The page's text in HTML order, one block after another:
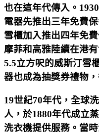
也在這年代傳入。
電器先推出三年免費
雪櫃加入推出四年免
摩菲和高雅陸續在港
5.5立方呎的威斯汀雪
器也成為抽獎券禮物，
19世紀70年代，全球
人，於1880年代成立
洗衣機提供服務。當